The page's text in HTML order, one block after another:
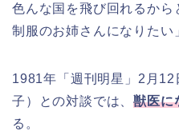
色んな国を飛び回れるか
制服のお姉さんになりたい
1981年「週刊明星」2月12
子）との対談では、獣医に
る。